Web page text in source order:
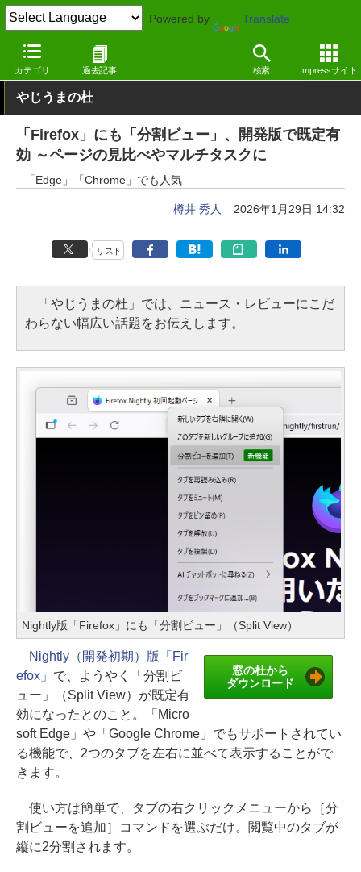
Powered by Translate
カテゴリ 過去記事 検索 Impressサイト
窓の杜 インターネット Windows
やじうまの杜
「Firefox」にも「分割ビュー」、開発版で既定有
効 ～ページの見比べやマルチタスクに
「Edge」「Chrome」でも人気
樽井 秀人 2026年1月29日 14:32
リスト
「やじうまの杜」では、ニュース・レビューにこだ
わらない幅広い話題をお伝えします。
Nightly版「Firefox」にも「分割ビュー」（Split View）
窓の杜から
ダウンロード
Nightly（開発初期）版「Fir
efox」 で、ようやく「分割ビ
ュー」（Split View）が既定有
効になったとのこと。「Micro
soft Edge」や「Google Chrome」でもサポートされてい
る機能で、2つのタブを左右に並べて表示することがで
きます。
使い方は簡単で、タブの右クリックメニューから［分
割ビューを追加］コマンドを選ぶだけ。閲覧中のタブが
縦に2分割されます。